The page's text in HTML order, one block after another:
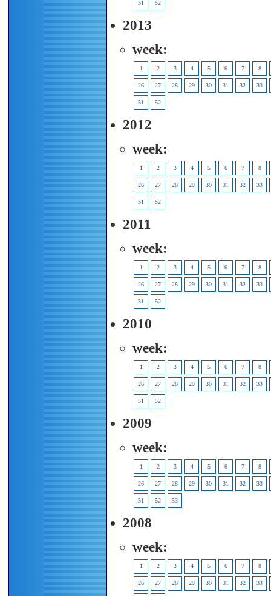
51 52
2013
week:
1 2 3 4 5 6 7 8
26 27 28 29 30 31 32 33
51 52
2012
week:
1 2 3 4 5 6 7 8
26 27 28 29 30 31 32 33
51 52
2011
week:
1 2 3 4 5 6 7 8
26 27 28 29 30 31 32 33
51 52
2010
week:
1 2 3 4 5 6 7 8
26 27 28 29 30 31 32 33
51 52
2009
week:
1 2 3 4 5 6 7 8
26 27 28 29 30 31 32 33
51 52 53
2008
week:
1 2 3 4 5 6 7 8
26 27 28 29 30 31 32 33